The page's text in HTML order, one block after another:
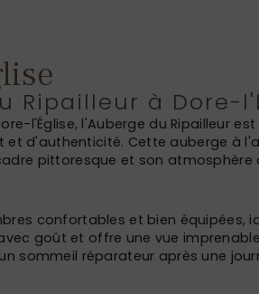
Ripailleur à Dore-
l'Église, l'Auberge du Ripailleur
et d'authenticité. Cette auberge à
pittoresque et son atmosphère
confortables et bien équipées,
goût et offre une vue
sommeil réparateur après une